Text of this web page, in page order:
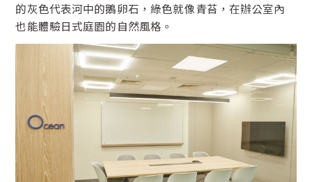
的灰色代表河中的鵝卵石，綠色就像青苔，在辦公室內
也能體驗日式庭園的自然風格。